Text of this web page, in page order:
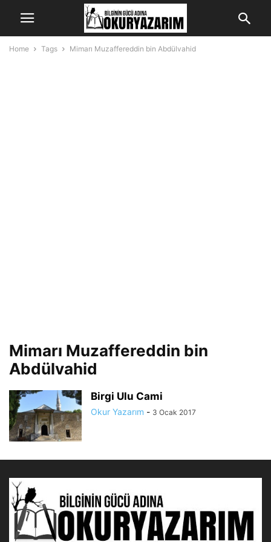
Home Tags Mimarı Muzaffereddin bin Abdülvahid
Mimarı Muzaffereddin bin
Abdülvahid
Birgi Ulu Cami
Okur Yazarım - 3 Ocak 2017